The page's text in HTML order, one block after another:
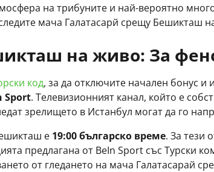
на трибуните и най-вероятно
мача Галатасарй срещу Бешикташ
на живо: За
код, за да отключите начален бонус
Sport. Телевизионният канал, който е
зрелището в Истанбул могат да го
е 19:00 българско време. За тези
предлагана от BeIn Sport със Турски
от гледането на мача Галатасарай